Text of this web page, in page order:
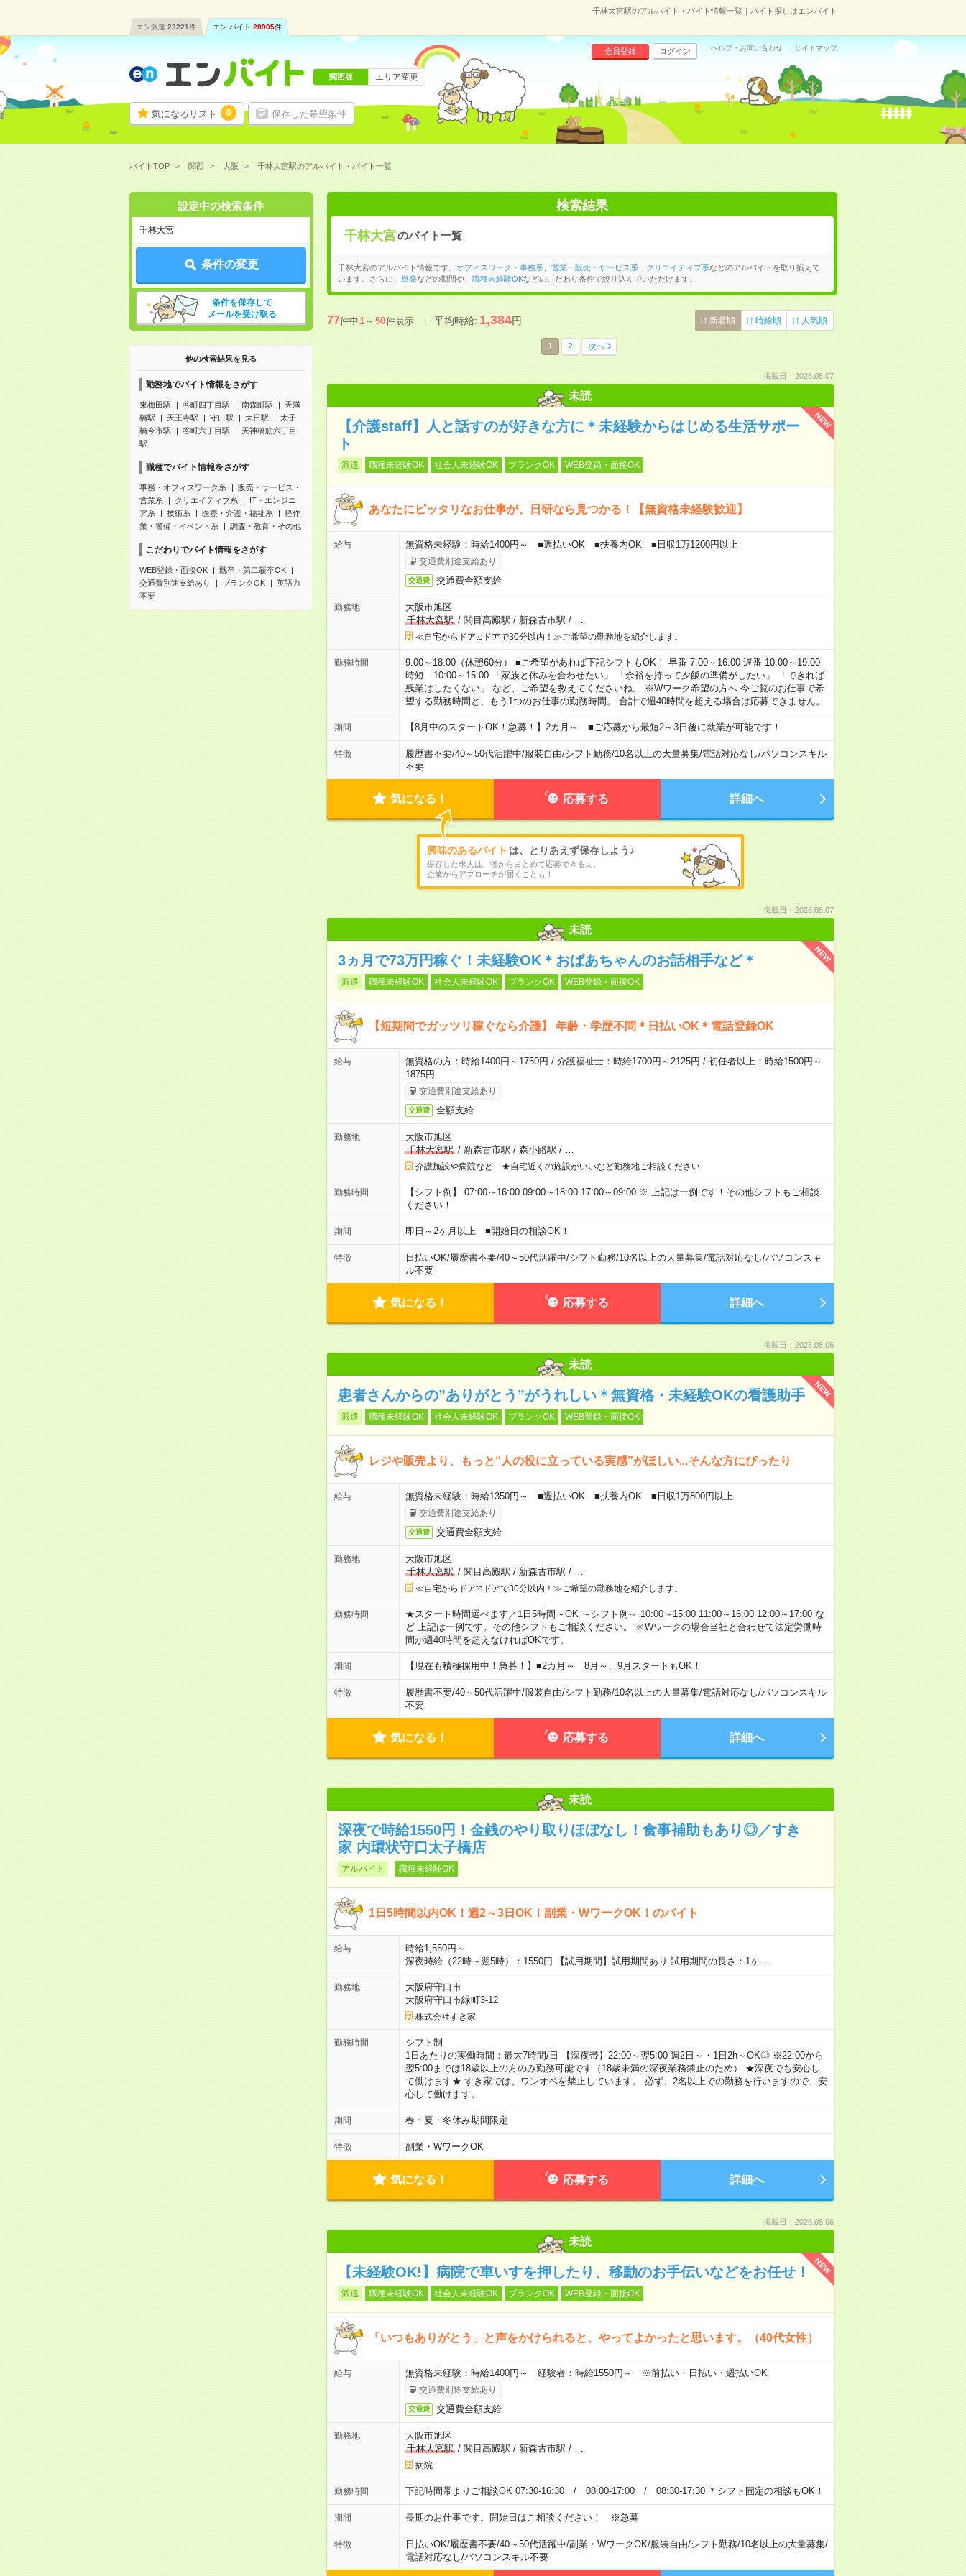
千林大宮駅のアルバイト・バイト情報一覧｜バイト探しはエンバイト
エン派遣 23221件 エン バイト 28905件
気になるリスト 0 保存した希望条件
会員登録 ログイン ヘルプ・お問い合わせ サイトマップ
関西版 エリア変更
バイトTOP 関西 大阪 千林大宮駅のアルバイト・バイト一覧
設定中の検索条件
千林大宮
条件の変更
条件を保存して
メールを受け取る
他の検索結果を見る
勤務地でバイト情報をさがす
東梅田駅 谷町四丁目駅 南森町駅
天満
橋駅
天王寺駅 守口駅 大日駅
太子
橋今市駅
谷町六丁目駅
天神橋筋六丁目
駅
職種でバイト情報をさがす
事務・オフィスワーク系
販売・サービス・
営業系
クリエイティブ系
IT・エンジニ
ア系
技術系 医療・介護・福祉系
軽作
業・警備・イベント系
調査・教育・その他
こだわりでバイト情報をさがす
WEB登録・面接OK
既卒・第二新卒OK
交通費別途支給あり
ブランクOK
英語力
不要
検索結果
千林大宮のバイト一覧
千林大宮のアルバイト情報です。 オフィスワーク・事務系 営業・販売・サービス系 クリエイティブ系などのアルバイトを取り揃えて
います。さらに、
単発などの期間や、 職種未経験OKなどのこだわり条件で絞り込んでいただけます。
77件中1～50件表示 平均時給:1,384円 新着順 時給順 人気順
1 2 次へ
掲載日：2026.08.07
未読
NEW
【介護staff】人と話すのが好きな方に＊未経験からはじめる生活サポー
ト
派遣 職種未経験OK 社会人未経験OK ブランクOK WEB登録・面接OK
あなたにピッタリなお仕事が、日研なら見つかる！【無資格未経験歓迎】
給与 無資格未経験：時給1400円～ ■週払いOK ■扶養内OK ■日収1万1200円以上
交通費別途支給あり
交通費 交通費全額支給
勤務地
大阪市旭区
千林大宮駅/ 関目高殿駅 / 新森古市駅 /
≪自宅からドアtoドアで30分以内！≫ご希望の勤務地を紹介します。
勤務時間
9:00～18:00（休憩60分） ■ご希望があれば下記シフトもOK！ 早番 7:00～16:00 遅番 10:00～19:00
時短 10:00～15:00 「家族と休みを合わせたい」 「余裕を持って夕飯の準備がしたい」 「できれば
残業はしたくない」 など、ご希望を教えてくださいね。 ※Wワーク希望の方へ 今ご覧のお仕事で希
望する勤務時間と、もう1つのお仕事の勤務時間。 合計で週40時間を超える場合は応募できません。
期間 【8月中のスタートOK！急募！】2カ月～ ■ご応募から最短2～3日後に就業が可能です！
特徴 履歴書不要/40～50代活躍中/服装自由/シフト勤務/10名以上の大量募集/電話対応なし/パソコンスキル
不要
気になる！ 応募する 詳細へ
興味のあるバイト は、とりあえず保存しよう♪
保存した求人は、後からまとめて応募できるよ。
企業からアプローチが届くことも！
掲載日：2026.08.07
未読
NEW
3ヵ月で73万円稼ぐ！未経験OK＊おばあちゃんのお話相手など＊
派遣 職種未経験OK 社会人未経験OK ブランクOK WEB登録・面接OK
【短期間でガッツリ稼ぐなら介護】 年齢・学歴不問＊日払いOK＊電話登録OK
給与
無資格の方：時給1400円～1750円 / 介護福祉士：時給1700円～2125円 / 初任者以上：時給1500円～
1875円
交通費別途支給あり
交通費 全額支給
勤務地
大阪市旭区
千林大宮駅/ 新森古市駅 / 森小路駅 /
介護施設や病院など ★自宅近くの施設がいいなど勤務地ご相談ください
勤務時間
【シフト例】 07:00～16:00 09:00～18:00 17:00～09:00 ※ 上記は一例です！その他シフトもご相談
ください！
期間 即日～2ヶ月以上 ■開始日の相談OK！
特徴 日払いOK/履歴書不要/40～50代活躍中/シフト勤務/10名以上の大量募集/電話対応なし/パソコンスキ
ル不要
気になる！ 応募する 詳細へ
掲載日：2026.08.06
未読
NEW
患者さんからの”ありがとう”がうれしい＊無資格・未経験OKの看護助手
派遣 職種未経験OK 社会人未経験OK ブランクOK WEB登録・面接OK
レジや販売より、もっと“人の役に立っている実感”がほしい...そんな方にぴったり
給与 無資格未経験：時給1350円～ ■週払いOK ■扶養内OK ■日収1万800円以上
交通費別途支給あり
交通費 交通費全額支給
勤務地
大阪市旭区
千林大宮駅/ 関目高殿駅 / 新森古市駅 /
≪自宅からドアtoドアで30分以内！≫ご希望の勤務地を紹介します。
勤務時間
★スタート時間選べます／1日5時間～OK ～シフト例～ 10:00～15:00 11:00～16:00 12:00～17:00 な
ど 上記は一例です。その他シフトもご相談ください。 ※Wワークの場合当社と合わせて法定労働時
間が週40時間を超えなければOKです。
期間 【現在も積極採用中！急募！】■2カ月～ 8月～、9月スタートもOK！
特徴 履歴書不要/40～50代活躍中/服装自由/シフト勤務/10名以上の大量募集/電話対応なし/パソコンスキル
不要
気になる！ 応募する 詳細へ
未読
深夜で時給1550円！金銭のやり取りほぼなし！食事補助もあり◎／すき
家 内環状守口太子橋店
アルバイト 職種未経験OK
1日5時間以内OK！週2～3日OK！副業・WワークOK！のバイト
給与
時給1,550円～
深夜時給（22時～翌5時）：1550円 【試用期間】試用期間あり 試用期間の長さ：1ヶ…
勤務地
大阪府守口市
大阪府守口市緑町3-12
株式会社すき家
勤務時間
シフト制
1日あたりの実働時間：最大7時間/日 【深夜帯】22:00～翌5:00 週2日～・1日2h～OK◎ ※22:00から
翌5:00までは18歳以上の方のみ勤務可能です（18歳未満の深夜業務禁止のため） ★深夜でも安心し
て働けます★ すき家では、ワンオペを禁止しています。 必ず、2名以上での勤務を行いますので、安
心して働けます。
期間 春・夏・冬休み期間限定
特徴 副業・WワークOK
気になる！ 応募する 詳細へ
掲載日：2026.08.06
未読
NEW
【未経験OK!】病院で車いすを押したり、移動のお手伝いなどをお任せ！
派遣 職種未経験OK 社会人未経験OK ブランクOK WEB登録・面接OK
「いつもありがとう」と声をかけられると、やってよかったと思います。（40代女性）
給与 無資格未経験：時給1400円～ 経験者：時給1550円～ ※前払い・日払い・週払いOK
交通費別途支給あり
交通費 交通費全額支給
勤務地
大阪市旭区
千林大宮駅/ 関目高殿駅 / 新森古市駅 /
病院
勤務時間 下記時間帯よりご相談OK 07:30-16:30 / 08:00-17:00 / 08:30-17:30 ＊シフト固定の相談もOK！
期間 長期のお仕事です。開始日はご相談ください！ ※急募
特徴 日払いOK/履歴書不要/40～50代活躍中/副業・WワークOK/服装自由/シフト勤務/10名以上の大量募集/
電話対応なし/パソコンスキル不要